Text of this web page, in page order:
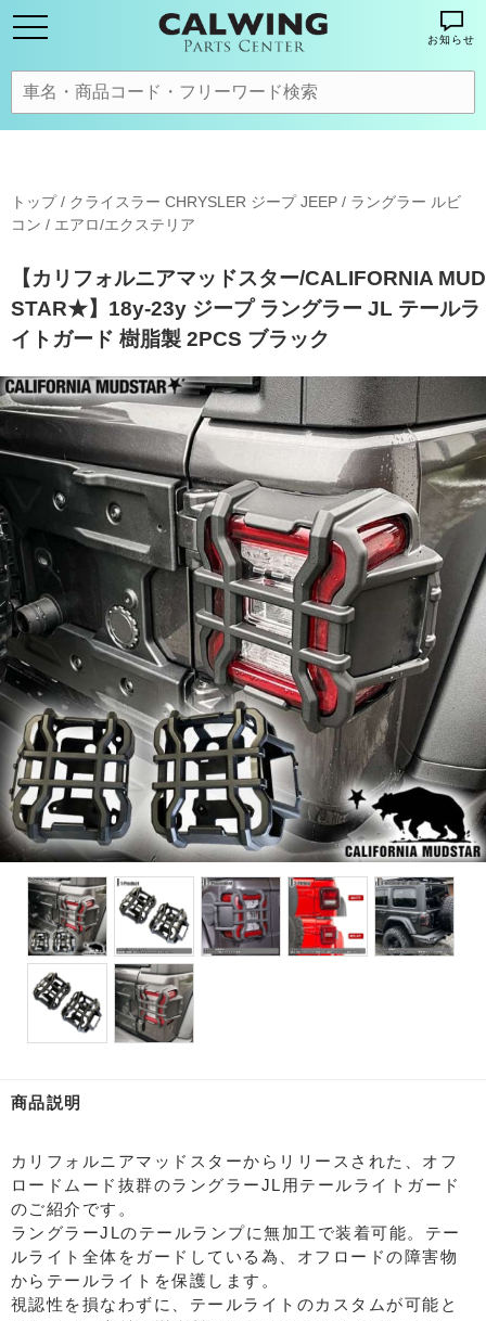
お知らせ
トップ/ クライスラー CHRYSLER ジープ JEEP / ラングラー ルビ
コン / エアロ/エクステリア
【カリフォルニアマッドスター/CALIFORNIA MUD
STAR★】18y-23y ジープ ラングラー JL テールラ
イトガード 樹脂製 2PCS ブラック
商品説明
カリフォルニアマッドスターからリリースされた、オフ
ロードムード抜群のラングラーJL用テールライトガード
のご紹介です。
ラングラーJLのテールランプに無加工で装着可能。テー
ルライト全体をガードしている為、オフロードの障害物
からテールライトを保護します。
視認性を損なわずに、テールライトのカスタムが可能と